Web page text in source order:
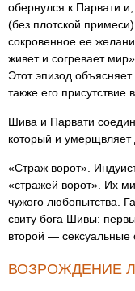
обернулся к Парвати
(без плотской
сокровенное ее
живет и согревает
Этот эпизод
также его присутствие
Шива и Парвати
который и умерщвляет
«Страж ворот».
«стражей ворот». Их
чужого любопытства.
свиту бога Шивы:
второй —
ВОЗРОЖДЕНИЕ